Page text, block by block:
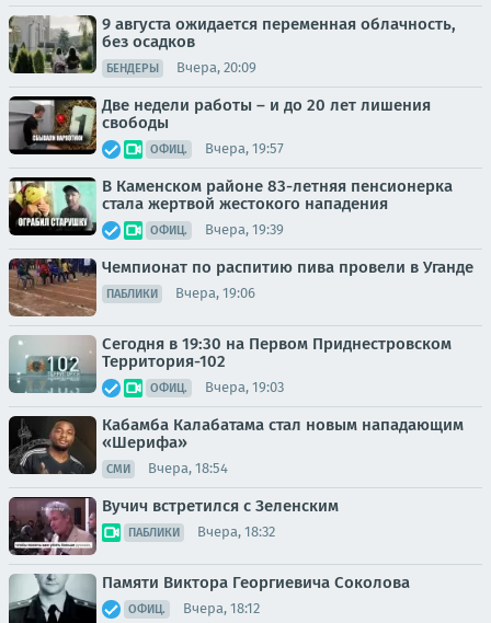
9 августа ожидается переменная облачность,
без осадков
БЕНДЕРЫ Вчера, 20:09
Две недели работы – и до 20 лет лишения
свободы
ОФИЦ. Вчера, 19:57
В Каменском районе 83-летняя пенсионерка
стала жертвой жестокого нападения
ОФИЦ. Вчера, 19:39
Чемпионат по распитию пива провели в Уганде
ПАБЛИКИ Вчера, 19:06
Сегодня в 19:30 на Первом Приднестровском
Территория-102
ОФИЦ. Вчера, 19:03
Кабамба Калабатама стал новым нападающим
«Шерифа»
СМИ Вчера, 18:54
Вучич встретился с Зеленским
ПАБЛИКИ Вчера, 18:32
Памяти Виктора Георгиевича Соколова
ОФИЦ. Вчера, 18:12